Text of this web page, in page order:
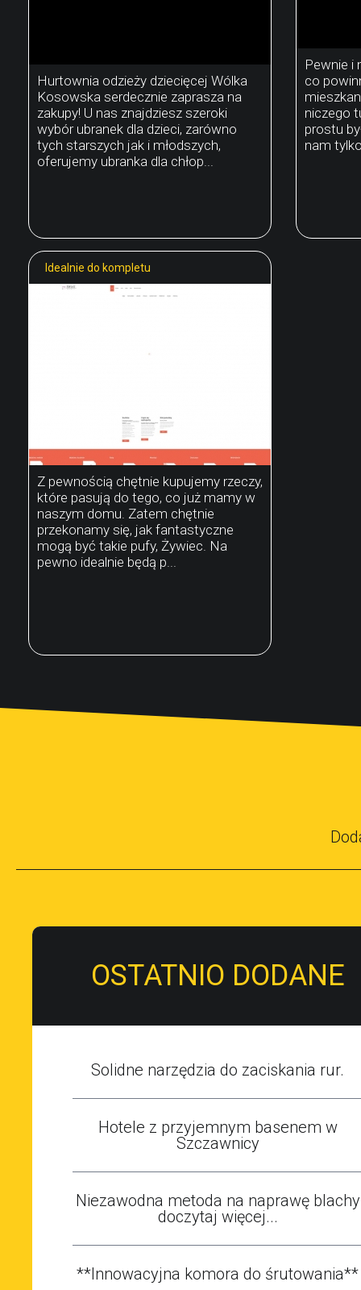
Hurtownia odzieży dziecięcej Wólka
Kosowska serdecznie zaprasza na
zakupy! U nas znajdziesz szeroki
wybór ubranek dla dzieci, zarówno
tych starszych jak i młodszych,
oferujemy ubranka dla chłop...
Pewnie i
co
niczego
prostu
nam
Idealnie do kompletu
Z pewnością chętnie kupujemy rzeczy,
które pasują do tego, co już mamy w
naszym domu. Zatem chętnie
przekonamy się, jak fantastyczne
mogą być takie pufy, Żywiec. Na
pewno idealnie będą p...
OSTATNIO DODANE
Solidne narzędzia do zaciskania rur.
Hotele z przyjemnym basenem w
Szczawnicy
Niezawodna metoda na naprawę blachy
doczytaj więcej...
**Innowacyjna komora do śrutowania**